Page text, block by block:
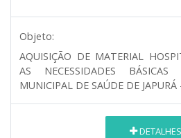
Objeto:
AQUISIÇÃO DE MATERIAL
AS NECESSIDADES BÁSICAS
MUNICIPAL DE SAÚDE DE JAPURÁ
DETALHES